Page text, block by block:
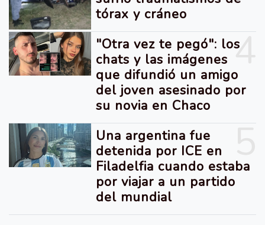
tórax y cráneo
4
"Otra vez te pegó": los
chats y las imágenes
que difundió un amigo
del joven asesinado por
su novia en Chaco
Una argentina fue
detenida por ICE en
Filadelfia cuando estaba
por viajar a un partido
del mundial